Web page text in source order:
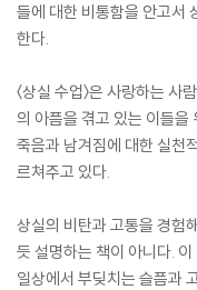
들에 대한 비통함을 안고서
한다.
〈상실 수업〉은 사랑하는
의 아픔을 겪고 있는 이들을
죽음과 남겨짐에 대한 실천
르쳐주고 있다.
상실의 비탄과 고통을 경험
듯 설명하는 책이 아니다.
일상에서 부딪치는 슬픔과